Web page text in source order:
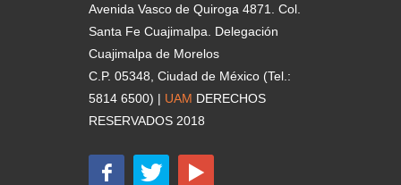
Avenida Vasco de Quiroga 4871. Col.
Santa Fe Cuajimalpa. Delegación
Cuajimalpa de Morelos
C.P. 05348, Ciudad de México (Tel.:
5814 6500) | UAM DERECHOS
RESERVADOS 2018